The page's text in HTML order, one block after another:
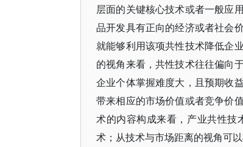
层面的关键核心技术或者一般应
品开发具有正向的经济或者社会
就能够利用该项共性技术降低企
的视角来看，共性技术往往偏向
企业个体掌握难度大，且预期收
带来相应的市场价值或者竞争价
术的内容构成来看，产业共性技
术；从技术与市场距离的视角可